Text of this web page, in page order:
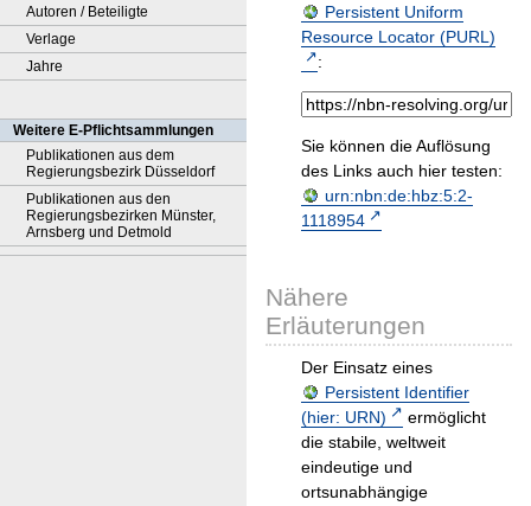
Autoren / Beteiligte
Verlage
Jahre
Weitere E-Pflichtsammlungen
Publikationen aus dem
Regierungsbezirk Düsseldorf
Publikationen aus den
Regierungsbezirken Münster,
Arnsberg und Detmold
Persistent Uniform
Resource Locator (PURL)
:
Sie können die Auflösung
des Links auch hier testen:
urn:nbn:de:hbz:5:2-
1118954
Nähere
Erläuterungen
Der Einsatz eines
Persistent Identifier
(hier: URN)
ermöglicht
die stabile, weltweit
eindeutige und
ortsunabhängige